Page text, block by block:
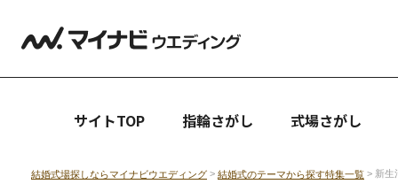
サイトTOP 指輪さがし 式場さがし
結婚式場探しならマイナビウエディング > 結婚式のテーマから探す特集一覧 > 新生